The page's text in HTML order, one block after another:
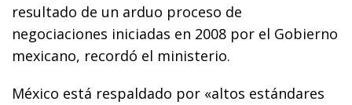
resultado de un arduo proceso de
negociaciones iniciadas en 2008 por el Gobierno
mexicano, recordó el ministerio.
México está respaldado por «altos estándares